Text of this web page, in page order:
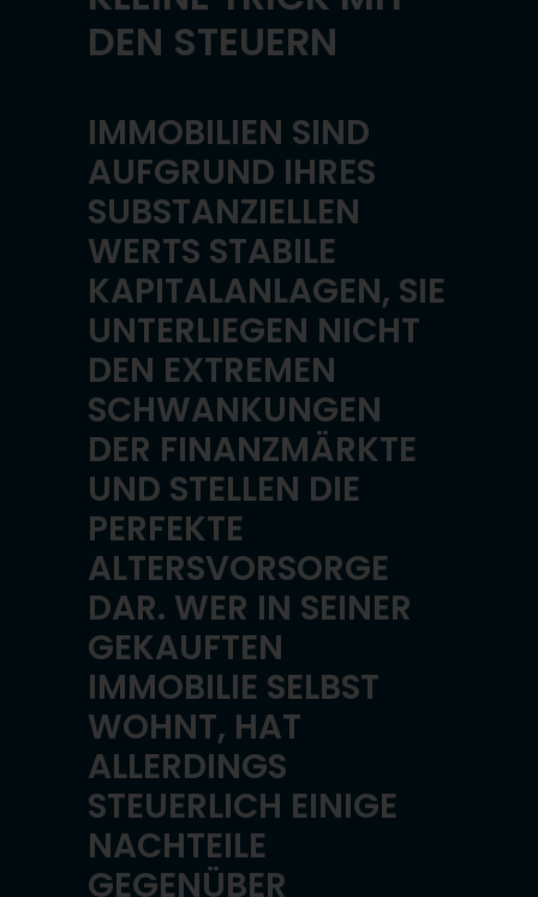
DEN STEUERN
IMMOBILIEN SIND
AUFGRUND IHRES
SUBSTANZIELLEN
WERTS STABILE
KAPITALANLAGEN, SIE
UNTERLIEGEN NICHT
DEN EXTREMEN
SCHWANKUNGEN
DER FINANZMÄRKTE
UND STELLEN DIE
PERFEKTE
ALTERSVORSORGE
DAR. WER IN SEINER
GEKAUFTEN
IMMOBILIE SELBST
WOHNT, HAT
ALLERDINGS
STEUERLICH EINIGE
NACHTEILE
GEGENÜBER